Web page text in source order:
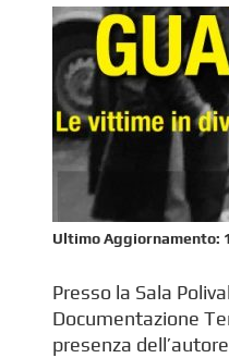
Ultimo Aggiornamento:
Presso la Sala
Documentazione
presenza